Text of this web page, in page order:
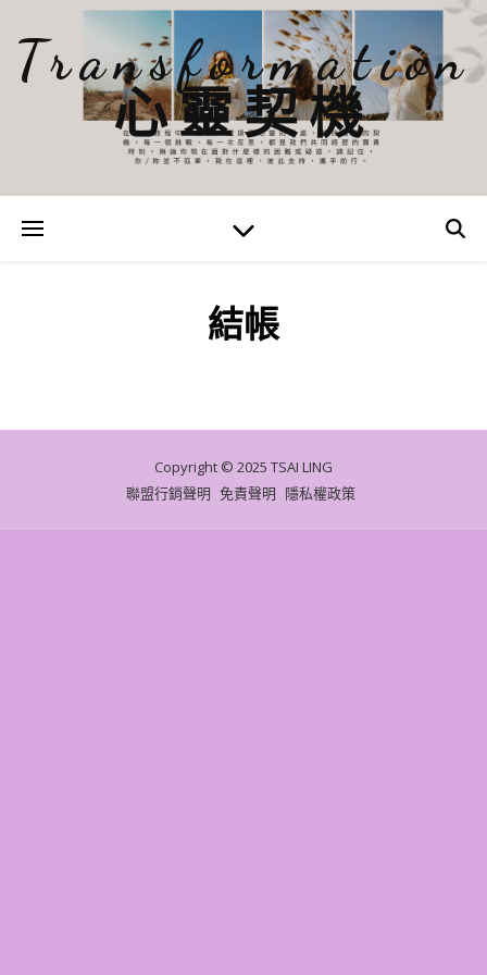
Transformation
心靈契機
結帳
Copyright © 2025 TSAI LING
聯盟行銷聲明 免責聲明 隱私權政策